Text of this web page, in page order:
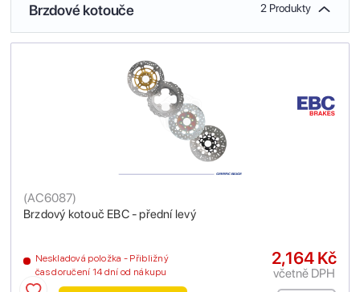
Brzdové kotouče 2 Produkty
Brzdový kotouč EBC - přední levý
(AC6087)
Neskladová položka - Přibližný
čas doručení 14 dní od nákupu
2,164 Kč
včetně DPH